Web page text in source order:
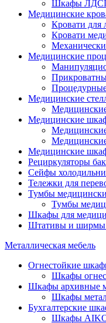
Шкафы ЛДСП
Медицинские
Кровати для
Кровати
Медицинские
Медицинские
Медицинские
Медицинские
Рециркуляторы
Сейфы
Тележки для
Тумбы
Тумбы
Шкафы для
Штативы и ширмы
Металлическая мебель
Огнестойкие
Шкафы
Шкафы архивные
Шкафы
Бухгалтерские
Шкафы AIKO